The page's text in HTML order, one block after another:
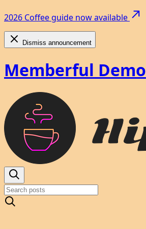
2026 Coffee guide now available
Dismiss announcement
Memberful Demo